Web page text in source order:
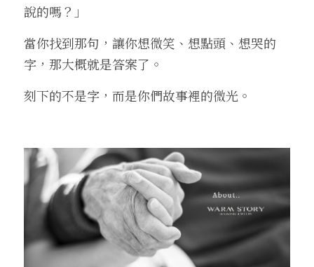
說的嗎？」
當你找到那句，讓你想微笑、想點頭、想哭的
字，那大概就是答案了。
刻下的不是字，而是你們故事裡的微光。